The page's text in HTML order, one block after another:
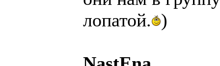
лопатой. )